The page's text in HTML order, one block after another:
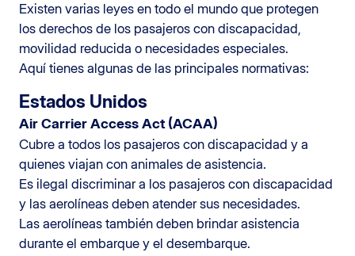
Existen varias leyes en todo el mundo que protegen
los derechos de los pasajeros con discapacidad,
movilidad reducida o necesidades especiales.
Aquí tienes algunas de las principales normativas:
Estados Unidos
Air Carrier Access Act (ACAA)
Cubre a todos los pasajeros con discapacidad y a
quienes viajan con animales de asistencia.
Es ilegal discriminar a los pasajeros con discapacidad
y las aerolíneas deben atender sus necesidades.
Las aerolíneas también deben brindar asistencia
durante el embarque y el desembarque.